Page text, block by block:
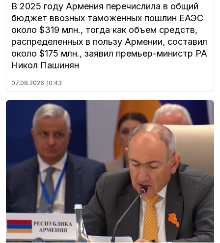
В 2025 году Армения перечислила в общий
бюджет ввозных таможенных пошлин ЕАЭС
около $319 млн., тогда как объем средств,
распределенных в пользу Армении, составил
около $175 млн., заявил премьер-министр РА
Никол Пашинян
07.08.2026 10:43